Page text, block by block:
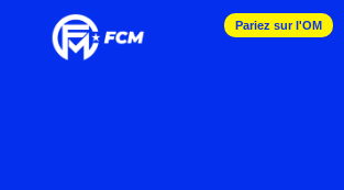
Pariez sur l'OM